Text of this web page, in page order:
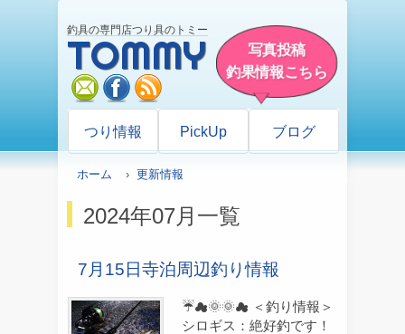
釣具の専門店つり具のトミー
TOMMY
mail facebook
写真投稿
釣果情報こちら
つり情報 PickUp ブログ
ホーム › 更新情報
2024年07月一覧
7月15日寺泊周辺釣り情報
☔☁🌞🌞☁ ＜釣り情報＞
シロギス：絶好釣です！